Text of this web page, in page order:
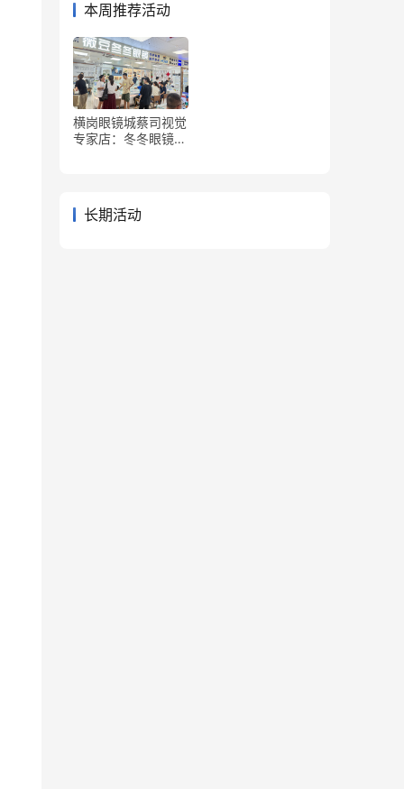
本周推荐活动
横岗眼镜城蔡司视觉
专家店：冬冬眼镜&
长期活动